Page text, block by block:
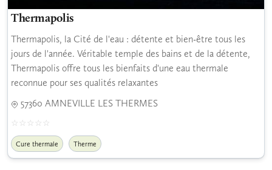
Thermapolis
Thermapolis, la Cité de l'eau : détente et bien-être tous les
jours de l'année. Véritable temple des bains et de la détente,
Thermapolis offre tous les bienfaits d'une eau thermale
reconnue pour ses qualités relaxantes
57360 AMNEVILLE LES THERMES
Cure thermale Therme